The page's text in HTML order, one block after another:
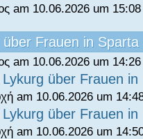
am 10.06.2026 um
über Frauen in Sparta
am 10.06.2026 um
Lykurg über Frauen in
am 10.06.2026 um
Lykurg über Frauen in
am 10.06.2026 um